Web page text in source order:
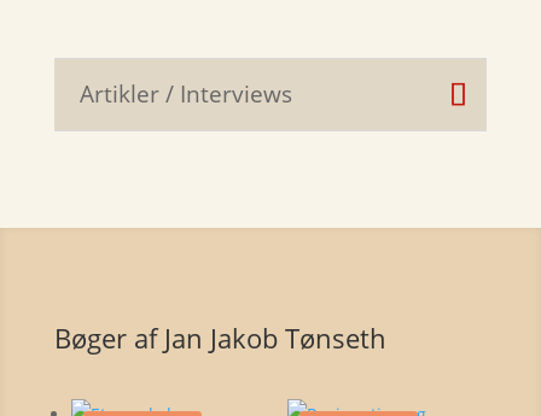
Artikler / Interviews
Bøger af Jan Jakob Tønseth